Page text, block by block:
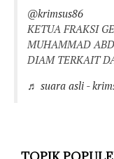
@krimsus86
KETUA FRAKSI
MUHAMMAD
DIAM TERKAIT
♬ suara asli -